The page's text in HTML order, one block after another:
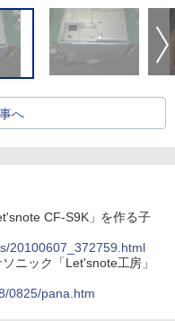
へ
CF-S9K」を作る子
20100607_372759.html
ニック「Let'snote工房」
0825/pana.htm